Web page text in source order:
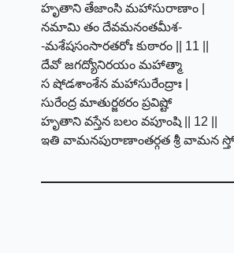
హృతాని తేజాంసి మహాసురాణాం |
నమామి తం దేవమనంతమీశ-
-మశేషసంసారతరోః కుఠారం || 11 ||
దేవో జగద్యోనిరయం మహాత్మా
స షోడశాంశేన మహాసురేంద్రాః |
సురేంద్ర మాతుర్జఠరం ప్రవిష్టో
హృతాని వస్తేన బలం వపూంషి || 12 ||
ఇతి వామనపురాణాంతర్గత శ్రీ వామన